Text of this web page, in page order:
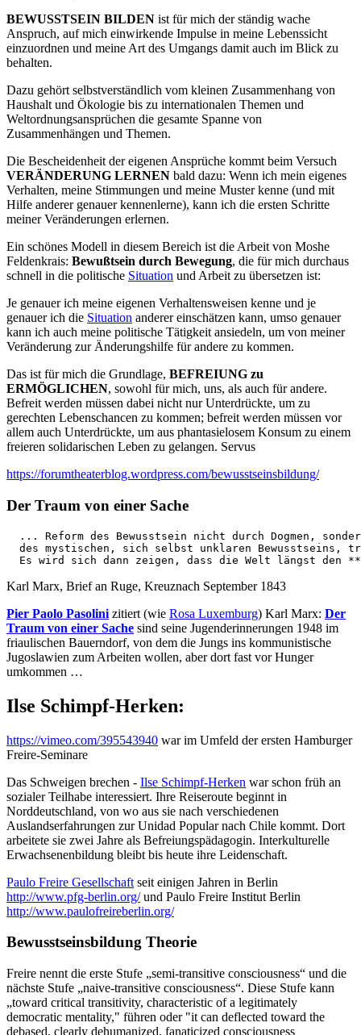
BEWUSSTSEIN BILDEN ist für mich der ständig wache
Anspruch, auf mich einwirkende Impulse in meine Lebenssicht
einzuordnen und meine Art des Umgangs damit auch im Blick zu
behalten.
Dazu gehört selbstverständlich vom kleinen Zusammenhang von
Haushalt und Ökologie bis zu internationalen Themen und
Weltordnungsansprüchen die gesamte Spanne von
Zusammenhängen und Themen.
Die Bescheidenheit der eigenen Ansprüche kommt beim Versuch
VERÄNDERUNG LERNEN bald dazu: Wenn ich mein eigenes
Verhalten, meine Stimmungen und meine Muster kenne (und mit
Hilfe anderer genauer kennenlerne), kann ich die ersten Schritte
meiner Veränderungen erlernen.
Ein schönes Modell in diesem Bereich ist die Arbeit von Moshe
Feldenkrais: Bewußtsein durch Bewegung, die für mich durchaus
schnell in die politische Situation und Arbeit zu übersetzen ist:
Je genauer ich meine eigenen Verhaltensweisen kenne und je
genauer ich die Situation anderer einschätzen kann, umso genauer
kann ich auch meine politische Tätigkeit ansiedeln, um von meiner
Veränderung zur Änderungshilfe für andere zu kommen.
Das ist für mich die Grundlage, BEFREIUNG zu
ERMÖGLICHEN, sowohl für mich, uns, als auch für andere.
Befreit werden müssen dabei nicht nur Unterdrückte, um zu
gerechten Lebenschancen zu kommen; befreit werden müssen vor
allem auch Unterdrückte, um aus phantasielosem Konsum zu einem
freieren solidarischen Leben zu gelangen. Servus
https://forumtheaterblog.wordpress.com/bewusstseinsbildung/
Der Traum von einer Sache
... Reform des Bewusstsein nicht durch Dogmen,
des mystischen, sich selbst unklaren Bewusstseins,
Es wird sich dann zeigen, dass die Welt längst den
Karl Marx, Brief an Ruge, Kreuznach September 1843
Pier Paolo Pasolini zitiert (wie Rosa Luxemburg) Karl Marx: Der
Traum von einer Sache sind seine Jugenderinnerungen 1948 im
friaulischen Bauerndorf, von dem die Jungs ins kommunistische
Jugoslawien zum Arbeiten wollen, aber dort fast vor Hunger
umkommen …
Ilse Schimpf-Herken:
https://vimeo.com/395543940 war im Umfeld der ersten Hamburger
Freire-Seminare
Das Schweigen brechen - Ilse Schimpf-Herken war schon früh an
sozialer Teilhabe interessiert. Ihre Reiseroute beginnt in
Norddeutschland, von wo aus sie nach verschiedenen
Auslandserfahrungen zur Unidad Popular nach Chile kommt. Dort
arbeitete sie zwei Jahre als Befreiungspädagogin. Interkulturelle
Erwachsenenbildung bleibt bis heute ihre Leidenschaft.
Paulo Freire Gesellschaft seit einigen Jahren in Berlin
http://www.pfg-berlin.org/und Paulo Freire Institut Berlin
http://www.paulofreireberlin.org/
Bewusstseinsbildung Theorie
Freire nennt die erste Stufe „semi-transitive consciousness“ und die
nächste Stufe „naive-transitive consciousness“. Diese Stufe kann
„toward critical transitivity, characteristic of a legitimately
democratic mentality," führen oder "it can deflected toward the
debased, clearly dehumanized, fanaticized consciousness